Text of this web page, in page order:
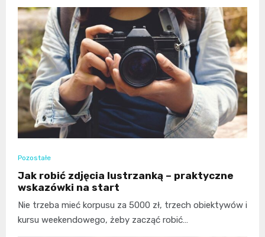
Pozostałe
Jak robić zdjęcia lustrzanką – praktyczne
wskazówki na start
Nie trzeba mieć korpusu za 5000 zł, trzech obiektywów i
kursu weekendowego, żeby zacząć robić…